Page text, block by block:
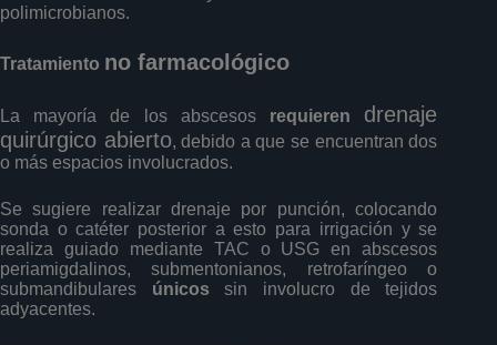
polimicrobianos.
Tratamiento no farmacológico
La mayoría de los abscesos requieren
drenaje
quirúrgico abierto, debido a que se encuentran dos
o más espacios involucrados.
Se sugiere realizar drenaje por punción, colocando
sonda o catéter posterior a esto para irrigación y se
realiza guiado mediante TAC o USG en abscesos
periamigdalinos, submentonianos, retrofaríngeo o
submandibulares únicos sin involucro de tejidos
adyacentes.